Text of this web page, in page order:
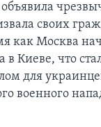
своих
как Москва
в Киеве, что
для
военного